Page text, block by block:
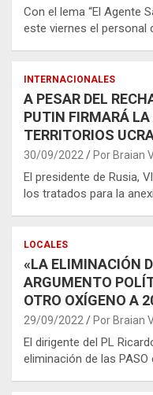
Con el lema “El Agente
este viernes el personal
INTERNACIONALES
A PESAR DEL
PUTIN FIRMARÁ LA
TERRITORIOS
30/09/2022 Por Braian
El presidente de Rusia,
los tratados para la
LOCALES
«LA ELIMINACIÓN
ARGUMENTO
OTRO OXÍGENO A
29/09/2022 Por Braian
El dirigente del PL
eliminación de las PASO